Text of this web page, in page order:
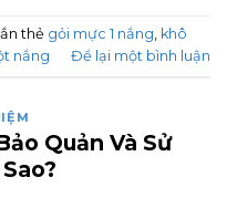
thẻ gỏi mực 1 nắng, khô
nắng Để lại một bình luận
Quản Và Sử